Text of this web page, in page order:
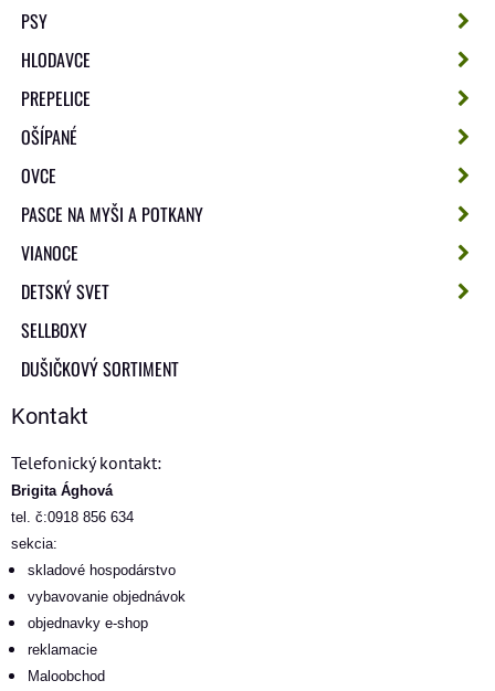
PSY
HLODAVCE
PREPELICE
OŠÍPANÉ
OVCE
PASCE NA MYŠI A POTKANY
VIANOCE
DETSKÝ SVET
SELLBOXY
DUŠIČKOVÝ SORTIMENT
Kontakt
Telefonický kontakt:
Brigita Ághová
tel. č:0918 856 634
sekcia:
skladové hospodárstvo
vybavovanie objednávok
objednavky e-shop
reklamacie
Maloobchod